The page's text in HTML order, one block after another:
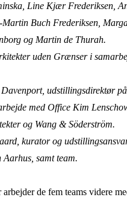
Line Kjær Frederiksen,
Buch Frederiksen,
og Martin de Thurah.
uden Grænser i
udstillingsdirektør
med Office Kim
og Wang & Söderström.
kurator og
Aarhus, samt team.
de fem teams videre